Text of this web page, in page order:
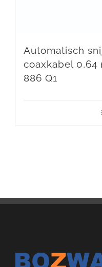
Automatisch
coaxkabel 0,64
886 Q1